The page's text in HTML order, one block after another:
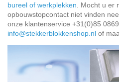
bureel of werkplekken . Mocht u
opbouwstopcontact niet vinden
onze klantenservice +31(0)85
info@stekkerblokkenshop.nl of